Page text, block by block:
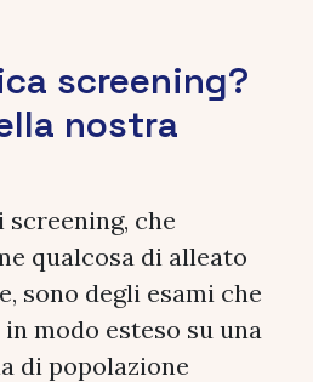
screening?
nostra
screening, che
qualcosa di alleato
sono degli esami che
modo esteso su una
di popolazione